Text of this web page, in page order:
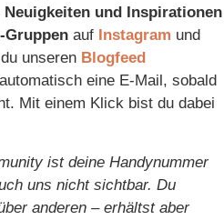
Neuigkeiten und Inspirationen
Gruppen auf Instagram und
unseren Blogfeed
eine E-Mail, sobald
Mit einem Klick bist du dabei
ist deine Handynummer
uns nicht sichtbar. Du
anderen – erhältst aber